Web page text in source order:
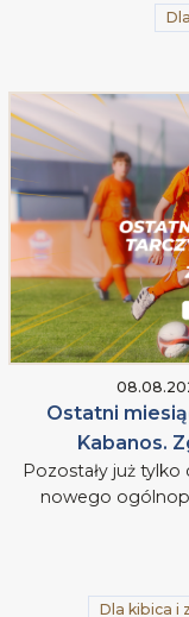
Ostatni
Kabanos.
Pozostały już
nowego
Dla kibica i